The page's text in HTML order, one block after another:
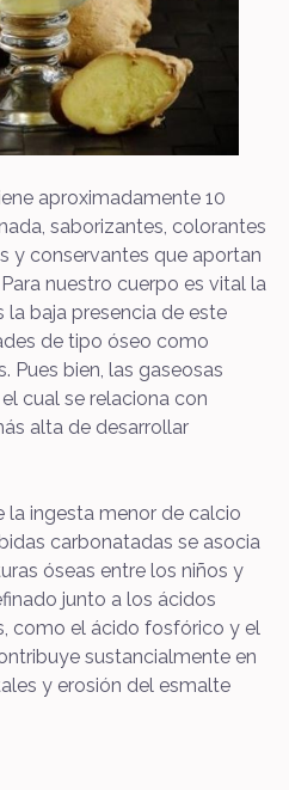
aproximadamente 10
saborizantes, colorantes
y conservantes que aportan
nuestro cuerpo es vital la
baja presencia de este
de tipo óseo como
Pues bien, las gaseosas
cual se relaciona con
alta de desarrollar
la ingesta menor de calcio
carbonatadas se asocia
óseas entre los niños y
junto a los ácidos
como el ácido fosfórico y el
sustancialmente en
y erosión del esmalte